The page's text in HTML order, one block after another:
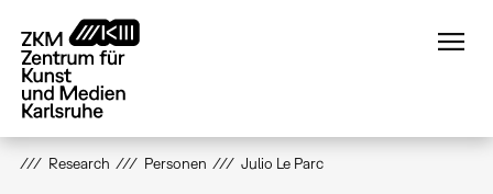
zum
Inhalt
Research Personen Julio Le Parc